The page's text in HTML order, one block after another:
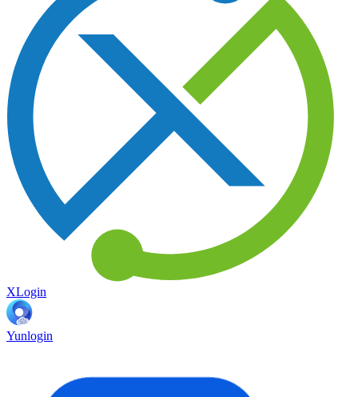
XLogin
Yunlogin